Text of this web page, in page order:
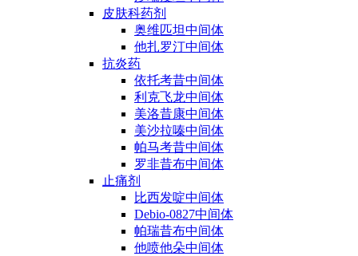
皮肤科药剂
奥维匹坦中间体
他扎罗汀中间体
抗炎药
依托考昔中间体
利克飞龙中间体
美洛昔康中间体
美沙拉嗪中间体
帕马考昔中间体
罗非昔布中间体
止痛剂
比西发啶中间体
Debio-0827中间体
帕瑞昔布中间体
他喷他朵中间体